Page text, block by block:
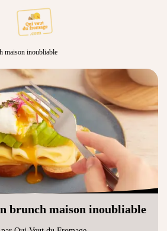
maison inoubliable
brunch maison inoubliable